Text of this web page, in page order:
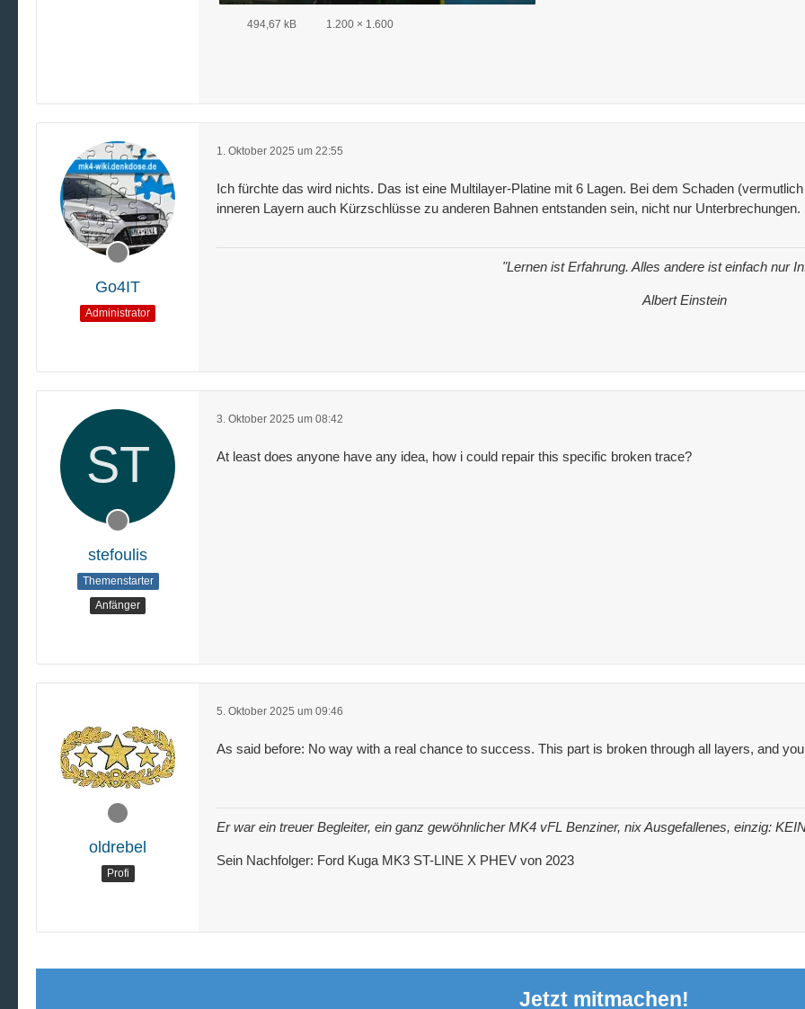
494,67 kB 1.200 × 1.600
Go4IT
Administrator
1. Oktober 2025 um 22:55
Ich fürchte das wird nichts. Das ist eine Multilayer-Platine mit 6 Lagen. Bei dem Schaden
inneren Layern auch Kürzschlüsse zu anderen Bahnen entstanden sein, nicht nur Unterbrechungen.
"Lernen ist Erfahrung. Alles andere ist einfach nur
Albert Einstein
stefoulis
Themenstarter
Anfänger
3. Oktober 2025 um 08:42
At least does anyone have any idea, how i could repair this specific broken trace?
oldrebel
Profi
5. Oktober 2025 um 09:46
As said before: No way with a real chance to success. This part is broken through all layers, and
Er war ein treuer Begleiter, ein ganz gewöhnlicher MK4 vFL Benziner, nix Ausgefallenes, einzig:
Sein Nachfolger: Ford Kuga MK3 ST-LINE X PHEV von 2023
Jetzt mitmachen!